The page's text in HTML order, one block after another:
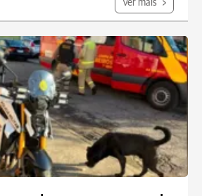
Ver mais